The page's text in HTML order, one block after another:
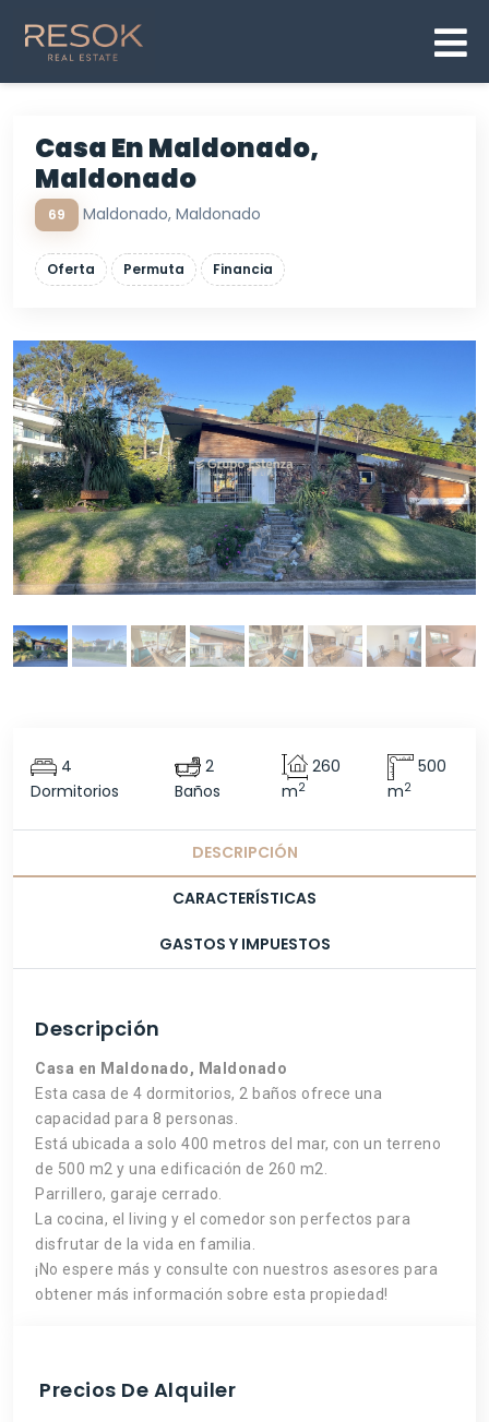
Casa En Maldonado,
Maldonado
69 Maldonado, Maldonado
Oferta Permuta Financia
4
Dormitorios
2
Baños
260
m2
500
m2
DESCRIPCIÓN
CARACTERÍSTICAS
GASTOS Y IMPUESTOS
Descripción
Casa en Maldonado, Maldonado
Esta casa de 4 dormitorios, 2 baños ofrece una
capacidad para 8 personas.
Está ubicada a solo 400 metros del mar, con un terreno
de 500 m2 y una edificación de 260 m2.
Parrillero, garaje cerrado.
La cocina, el living y el comedor son perfectos para
disfrutar de la vida en familia.
¡No espere más y consulte con nuestros asesores para
obtener más información sobre esta propiedad!
Precios De Alquiler